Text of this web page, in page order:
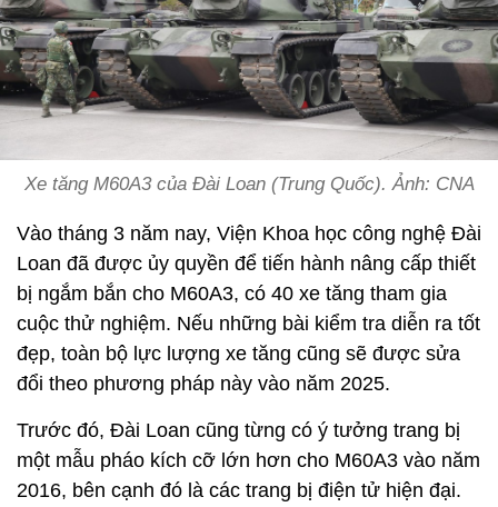
Xe tăng M60A3 của Đài Loan (Trung Quốc). Ảnh: CNA
Vào tháng 3 năm nay, Viện Khoa học công nghệ Đài
Loan đã được ủy quyền để tiến hành nâng cấp thiết
bị ngắm bắn cho M60A3, có 40 xe tăng tham gia
cuộc thử nghiệm. Nếu những bài kiểm tra diễn ra tốt
đẹp, toàn bộ lực lượng xe tăng cũng sẽ được sửa
đổi theo phương pháp này vào năm 2025.
Trước đó, Đài Loan cũng từng có ý tưởng trang bị
một mẫu pháo kích cỡ lớn hơn cho M60A3 vào năm
2016, bên cạnh đó là các trang bị điện tử hiện đại.